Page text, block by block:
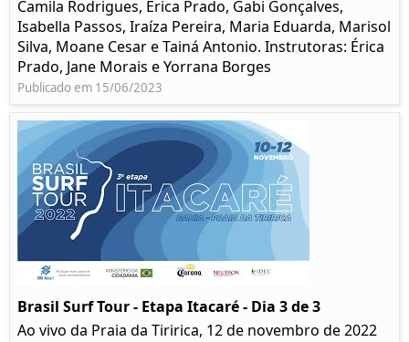
Camila Rodrigues, Érica Prado, Gabi Gonçalves,
Isabella Passos, Iraíza Pereira, Maria Eduarda, Marisol
Silva, Moane Cesar e Tainá Antonio. Instrutoras: Érica
Prado, Jane Morais e Yorrana Borges
Publicado em 15/06/2023
Brasil Surf Tour - Etapa Itacaré - Dia 3 de 3
Ao vivo da Praia da Tiririca, 12 de novembro de 2022